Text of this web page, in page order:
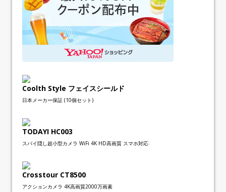
Coolth Style フェイスシールド
日本メーカー保証 (10個セット)
TODAYI HC003
スパイ隠し超小型カメラ WiFi 4K HD高画質 スマホ対応
Crosstour CT8500
アクションカメラ 4K高画質2000万画素